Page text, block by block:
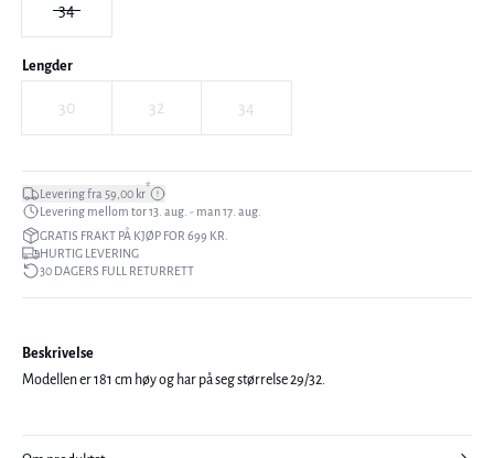
34
Lengder
30 32 34
Levering fra 59,00 kr*
Levering mellom tor 13. aug. - man 17. aug.
GRATIS FRAKT PÅ KJØP FOR 699 KR.
HURTIG LEVERING
30 DAGERS FULL RETURRETT
Beskrivelse
Modellen er 181 cm høy og har på seg størrelse 29/32.